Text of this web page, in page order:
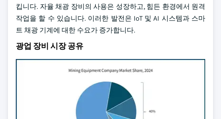
킵니다. 자율 채광 장비의 사용은 성장하고, 힘든 환경에서 원격
작업을 할 수 있습니다. 이러한 발전은 IoT 및 AI 시스템과 스마
트 채광 기계에 대한 수요가 증가합니다.
광업 장비 시장 공유